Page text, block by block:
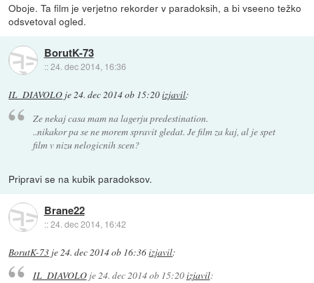
Oboje. Ta film je verjetno rekorder v paradoksih, a bi vseeno težko
odsvetoval ogled.
BorutK-73
::24. dec 2014, 16:36
IL_DIAVOLO je24. dec 2014 ob 15:20izjavil:
Ze nekaj casa mam na lagerju predestination.
..nikakor pa se ne morem spravit gledat. Je film za kaj, al je spet
film v nizu nelogicnih scen?
Pripravi se na kubik paradoksov.
Brane22
::24. dec 2014, 16:42
BorutK-73 je24. dec 2014 ob 16:36izjavil:
IL_DIAVOLOje24. dec 2014 ob 15:20izjavil: